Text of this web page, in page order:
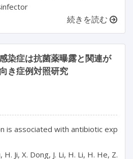
続きを読む
染症は抗菌薬曝露と関連が
き症例対照研究
is associated with antibiotic
Ji, X. Dong, J. Li, H. Li, H. He, Z. Li,